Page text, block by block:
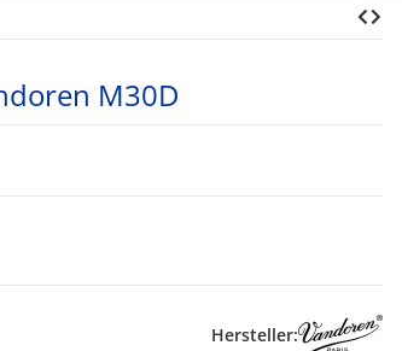
M30D
Hersteller: